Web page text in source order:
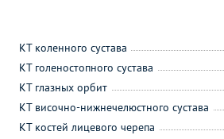
КТ коленного сустава
КТ голеностопного сустава
КТ глазных орбит
КТ височно-нижнечелюстного сустава
КТ костей лицевого черепа